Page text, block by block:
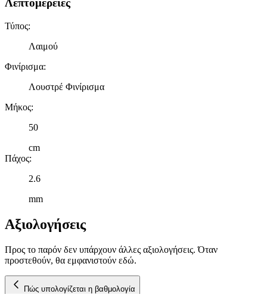
Λεπτομέρειες
Τύπος:
Λαιμού
Φινίρισμα:
Λουστρέ Φινίρισμα
Μήκος:
50
cm
Πάχος:
2.6
mm
Αξιολογήσεις
Προς το παρόν δεν υπάρχουν άλλες αξιολογήσεις. Όταν
προστεθούν, θα εμφανιστούν εδώ.
Πώς υπολογίζεται η βαθμολογία